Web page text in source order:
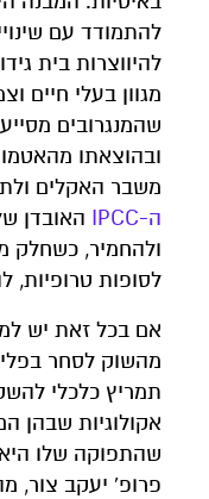
להתמודד עם
להיווצרות בית
מגוון בעלי חיים
שהמנגרובים
ובהוצאתו
משבר האקלים
ה-IPCC
האובדן
ולהחמיר, כשחלק
לסופות טרופיות,
אם בכל זאת יש
מהשוק לסחר
תמריץ כלכלי
אקולוגיות שבהן
שהתפוקה שלו
פרופ' יעקב צור,